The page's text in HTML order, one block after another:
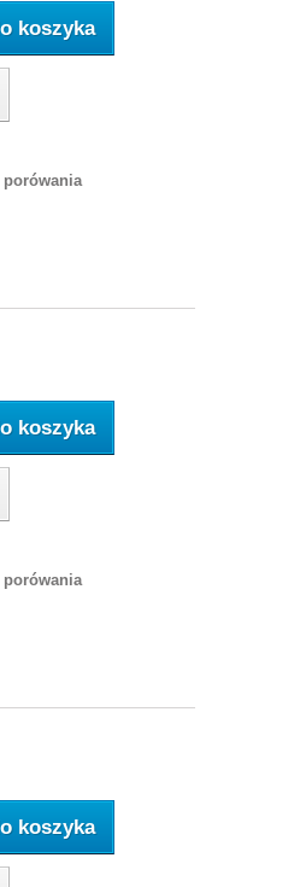
koszyka
porówania
koszyka
porówania
koszyka